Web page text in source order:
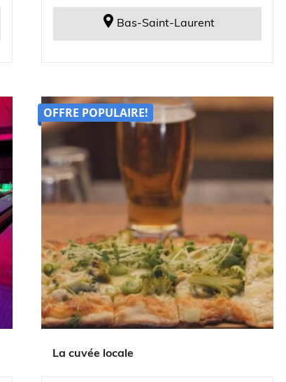
Bas-Saint-Laurent
OFFRE POPULAIRE!
La cuvée locale